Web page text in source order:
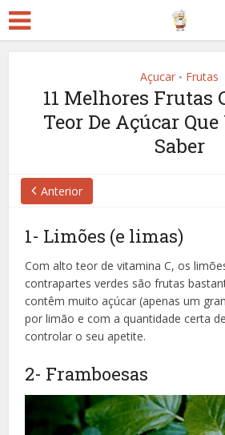
Açucar • Frutas
11 Melhores Frutas
Teor De Açúcar Que
Saber
Anterior
1- Limões (e limas)
Com alto teor de vitamina C, os
contrapartes verdes são frutas
contêm muito açúcar (apenas um
por limão e com a quantidade certa
controlar o seu apetite.
2- Framboesas